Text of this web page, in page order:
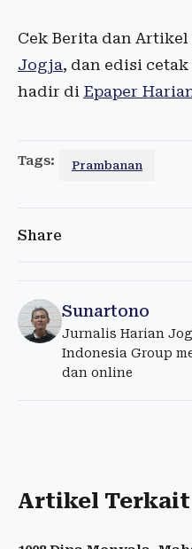
Cek Berita dan
Jogja, dan edisi
hadir di Epaper
Tags: Prambanan
Share
Sunartono
Jurnalis Harian
Indonesia Group
dan online
Artikel Terkait